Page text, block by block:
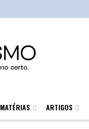
MATÉRIAS ARTIGOS